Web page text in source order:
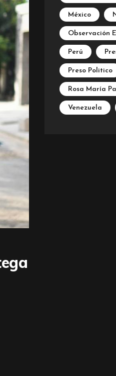
México
Observación
Perú
Preso Politico
Rosa María
Venezuela